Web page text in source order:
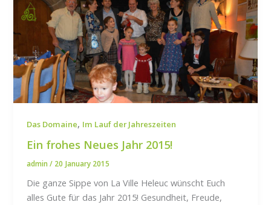
Das Domaine, Im Lauf der Jahreszeiten
Ein frohes Neues Jahr 2015!
admin/ 20 January 2015
Die ganze Sippe von La Ville Heleuc wünscht Euch
alles Gute für das Jahr 2015! Gesundheit, Freude,